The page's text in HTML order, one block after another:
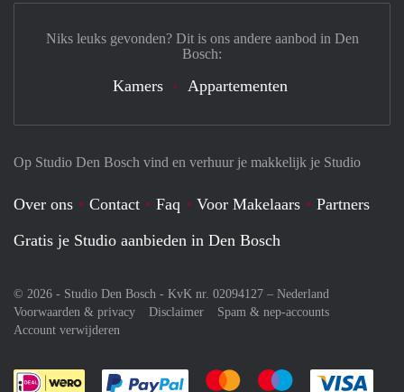
Op Studio Den Bosch vind en verhuur je makkelijk je Studio
Over ons Contact Faq Voor Makelaars
Partners
Gratis je Studio aanbieden in Den Bosch
© 2026 - Studio Den Bosch - KvK nr. 02094127 – Nederland
Voorwaarden & privacy
Disclaimer
Spam & nep-accounts
Account verwijderen
Je rekent gemakkelijk af met Paypal
Je rekent gemakkelijk af met
Je rekent
Niks leuks gevonden? Dit is ons andere aanbod in Den
Bosch:
Kamers Appartementen